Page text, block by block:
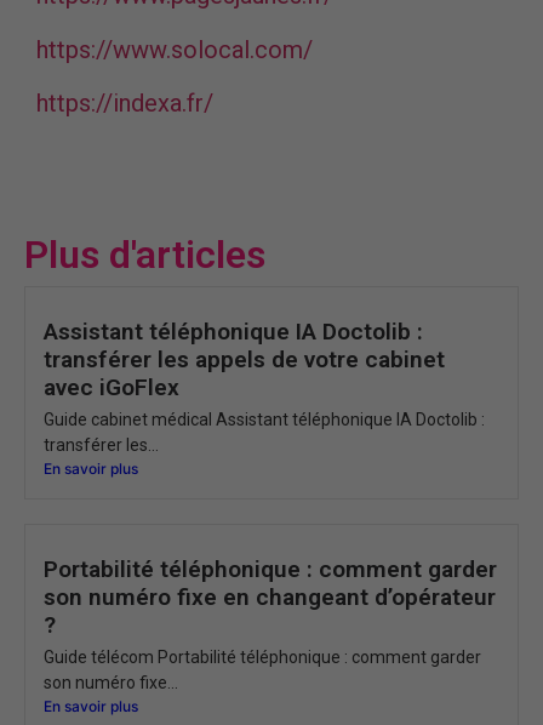
https://www.solocal.com/
https://indexa.fr/
Plus d'articles
Assistant téléphonique IA Doctolib :
transférer les appels de votre cabinet
avec iGoFlex
Guide cabinet médical Assistant téléphonique IA Doctolib :
transférer les...
En savoir plus
Portabilité téléphonique : comment garder
son numéro fixe en changeant d’opérateur
?
Guide télécom Portabilité téléphonique : comment garder
son numéro fixe...
En savoir plus